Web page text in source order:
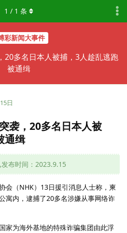
彩新闻大事件
20多名日本人被捕，3人趁乱逃跑
被通缉
1 / 1 条
日
袭，20多名日本人被
通缉
布时间：2023.9.15
会（NHK）13日援引消息人士称，柬
寓内，逮捕了20多名涉嫌从事网络诈
家为海外基地的特殊诈骗集团由此浮